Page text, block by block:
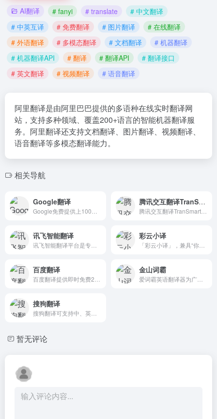
AI翻译 # fanyi # translate
# 中文翻译
# 中英互译
# 免费翻译 # 图片翻译
# 在线翻译
# 外语翻译
# 多模态翻译 # 文档翻译
# 机器翻译
# 机器翻译API
# 翻译 # 翻译API
# 翻译接口
# 英文翻译
# 视频翻译 # 语音翻译
阿里翻译是由阿里巴巴提供的多语种在线实时翻译网
站，支持多种领域、覆盖200+语言的智能机器翻译服
务。阿里翻译还支持文档翻译、图片翻译、视频翻译、
语音翻译等多模态翻译能力。
相关导航
Google翻译 腾讯交互翻译TranSmart
讯飞智能翻译 彩云小译
百度翻译 金山词霸
搜狗翻译
暂无评论